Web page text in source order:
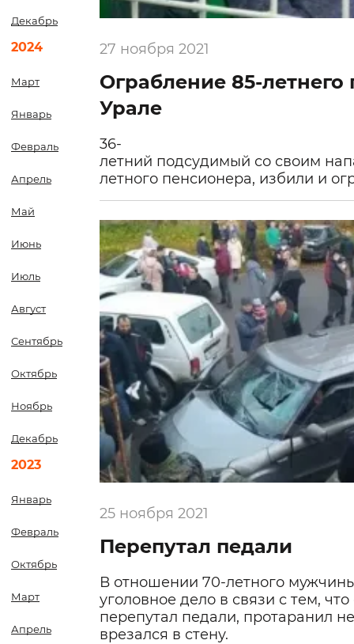
Декабрь
2024
Март
Январь
Февраль
Апрель
Май
Июнь
Июль
Август
Сентябрь
Октябрь
Ноябрь
Декабрь
2023
Январь
Февраль
Октябрь
Март
Апрель
27 ноября 2021
Ограбление 85-
Урале
36-
летний подсудимый со своим
летного пенсионера, избили и
25 ноября 2021
Перепутал педали
В отношении 70-летного
уголовное дело в связи с тем,
перепутал педали, протаранил
врезался в стену.